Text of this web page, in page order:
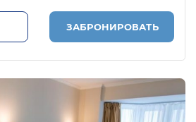
ЗАБРОНИРОВАТЬ